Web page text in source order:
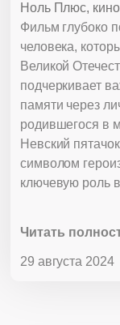
Фильм глубоко
человека,
Великой
подчеркивает
памяти через
родившегося в
Невский
символом
ключевую роль
детские
призвание,
Читать
29 августа 2024
Ноль Плюс,